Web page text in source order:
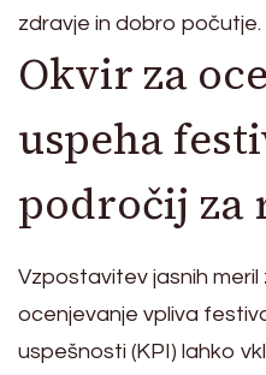
zdravje in dobro počutje.
Okvir za
uspeha
področij za
Vzpostavitev jasnih meril
ocenjevanje vpliva
uspešnosti (KPI) lahko